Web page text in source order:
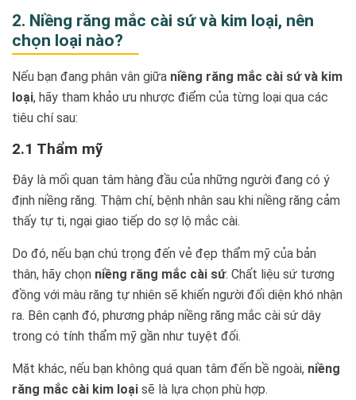
2. Niềng răng mắc cài sứ và kim loại, nên
chọn loại nào?
Nếu bạn đang phân vân giữa niềng răng mắc cài sứ và kim
loại, hãy tham khảo ưu nhược điểm của từng loại qua các
tiêu chí sau:
2.1 Thẩm mỹ
Đây là mối quan tâm hàng đầu của những người đang có ý
định niềng răng. Thậm chí, bệnh nhân sau khi niềng răng cảm
thấy tự ti, ngại giao tiếp do sợ lộ mắc cài.
Do đó, nếu bạn chú trọng đến vẻ đẹp thẩm mỹ của bản
thân, hãy chọn niềng răng mắc cài sứ. Chất liệu sứ tương
đồng với màu răng tự nhiên sẽ khiến người đối diện khó nhận
ra. Bên cạnh đó, phương pháp niềng răng mắc cài sứ dây
trong có tính thẩm mỹ gần như tuyệt đối.
Mặt khác, nếu bạn không quá quan tâm đến bề ngoài, niềng
răng mắc cài kim loại sẽ là lựa chọn phù hợp.